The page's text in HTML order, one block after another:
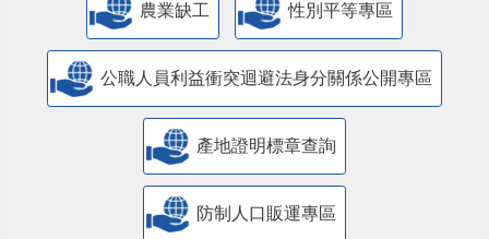
農業缺工 性別平等專區
公職人員利益衝突迴避法身分關係公開專區
產地證明標章查詢
防制人口販運專區